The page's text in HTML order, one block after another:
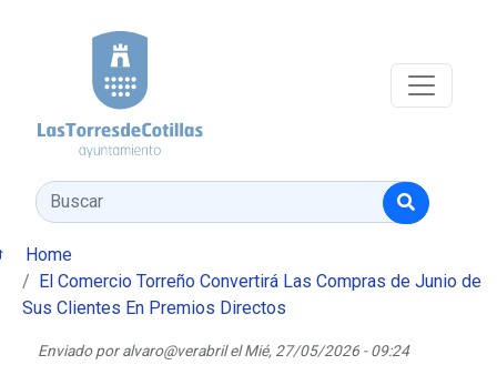
Buscar
Home
El Comercio Torreño Convertirá Las Compras de Junio de
Sus Clientes En Premios Directos
Enviado poralvaro@verabril elMié, 27/05/2026 - 09:24